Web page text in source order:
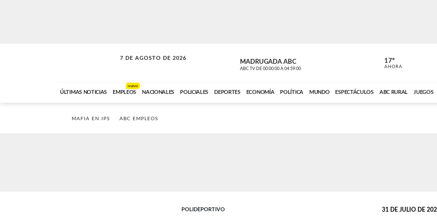
7 DE AGOSTO DE 2026
SOLO MÚSICA MADRUGADA ABC
ABC TV DE 00:00:00 A 04:59:00 ABC CARDINAL
17º
AHORA
ÚLTIMAS NOTICIAS EMPLEOS
NUEVO
NACIONALES POLICIALES DEPORTES ECONOMÍA POLÍTICA MUNDO ESPECTÁCULOS ABC RURAL JUEGOS
MAFIA EN IPS ABC EMPLEOS
POLIDEPORTIVO 31 DE JULIO DE